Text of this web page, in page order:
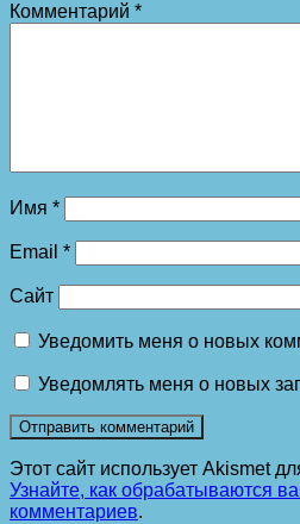
Комментарий *
Имя *
Email *
Сайт
Уведомить меня о новых
Уведомлять меня о новых
Этот сайт использует Akismet
Узнайте, как обрабатываются
комментариев.